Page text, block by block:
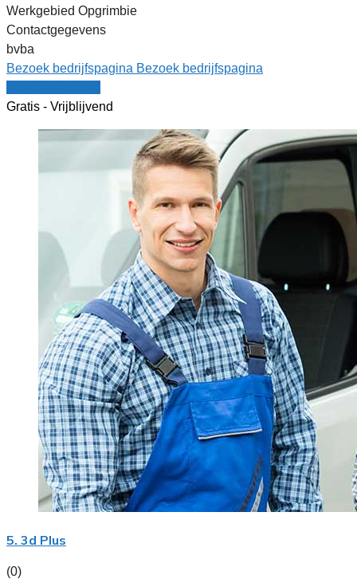
Werkgebied Opgrimbie
Contactgegevens
bvba
Bezoek bedrijfspagina Bezoek bedrijfspagina
Gratis - Vrijblijvend
5. 3d Plus
(0)